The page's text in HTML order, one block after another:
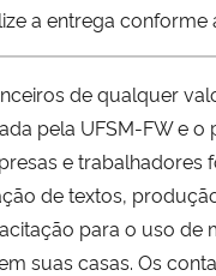
a entrega conforme
de qualquer
pela UFSM-FW e
e
de textos,
para o uso de
suas casas. Os